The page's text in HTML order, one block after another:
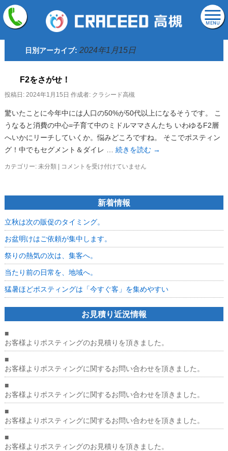
日別アーカイブ: 2024年1月15日
F2をさがせ！
投稿日: 2024年1月15日 作成者: クラシード高槻
驚いたことに今年中には人口の50%が50代以上になるそうです。 こ
うなると消費の中心=子育て中のミドルママさんたち いわゆるF2層
へいかにリーチしていくか。悩みどころですね。 そこでポスティン
グ！中でもセグメント＆ダイレ … 続きを読む →
カテゴリー: 未分類 | F2
は
コメントを受け付けていません
新着情報
立秋は次の販促のタイミング。
お盆明けはご依頼が集中します。
祭りの熱気の次は、集客へ。
当たり前の日常を、地域へ。
猛暑ほどポスティングは「今すぐ客」を集めやすい
お見積り近況情報
■
お客様よりポスティングのお見積りを頂きました。
■
お客様よりポスティングに関するお問い合わせを頂きました。
■
お客様よりポスティングに関するお問い合わせを頂きました。
■
お客様よりポスティングに関するお問い合わせを頂きました。
■
お客様よりポスティングのお見積りを頂きました。